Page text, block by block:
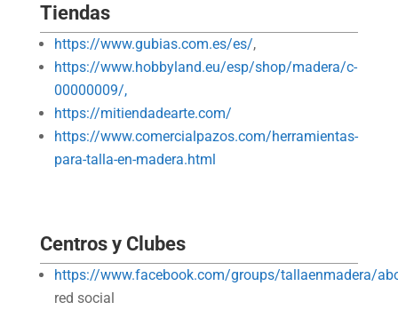
Tiendas
https://www.gubias.com.es/es/,
https://www.hobbyland.eu/esp/shop/madera/c-
00000009/,
https://mitiendadearte.com/
https://www.comercialpazos.com/herramientas-
para-talla-en-madera.html
Centros y Clubes
https://www.facebook.com/groups/tallaenmadera/
red social